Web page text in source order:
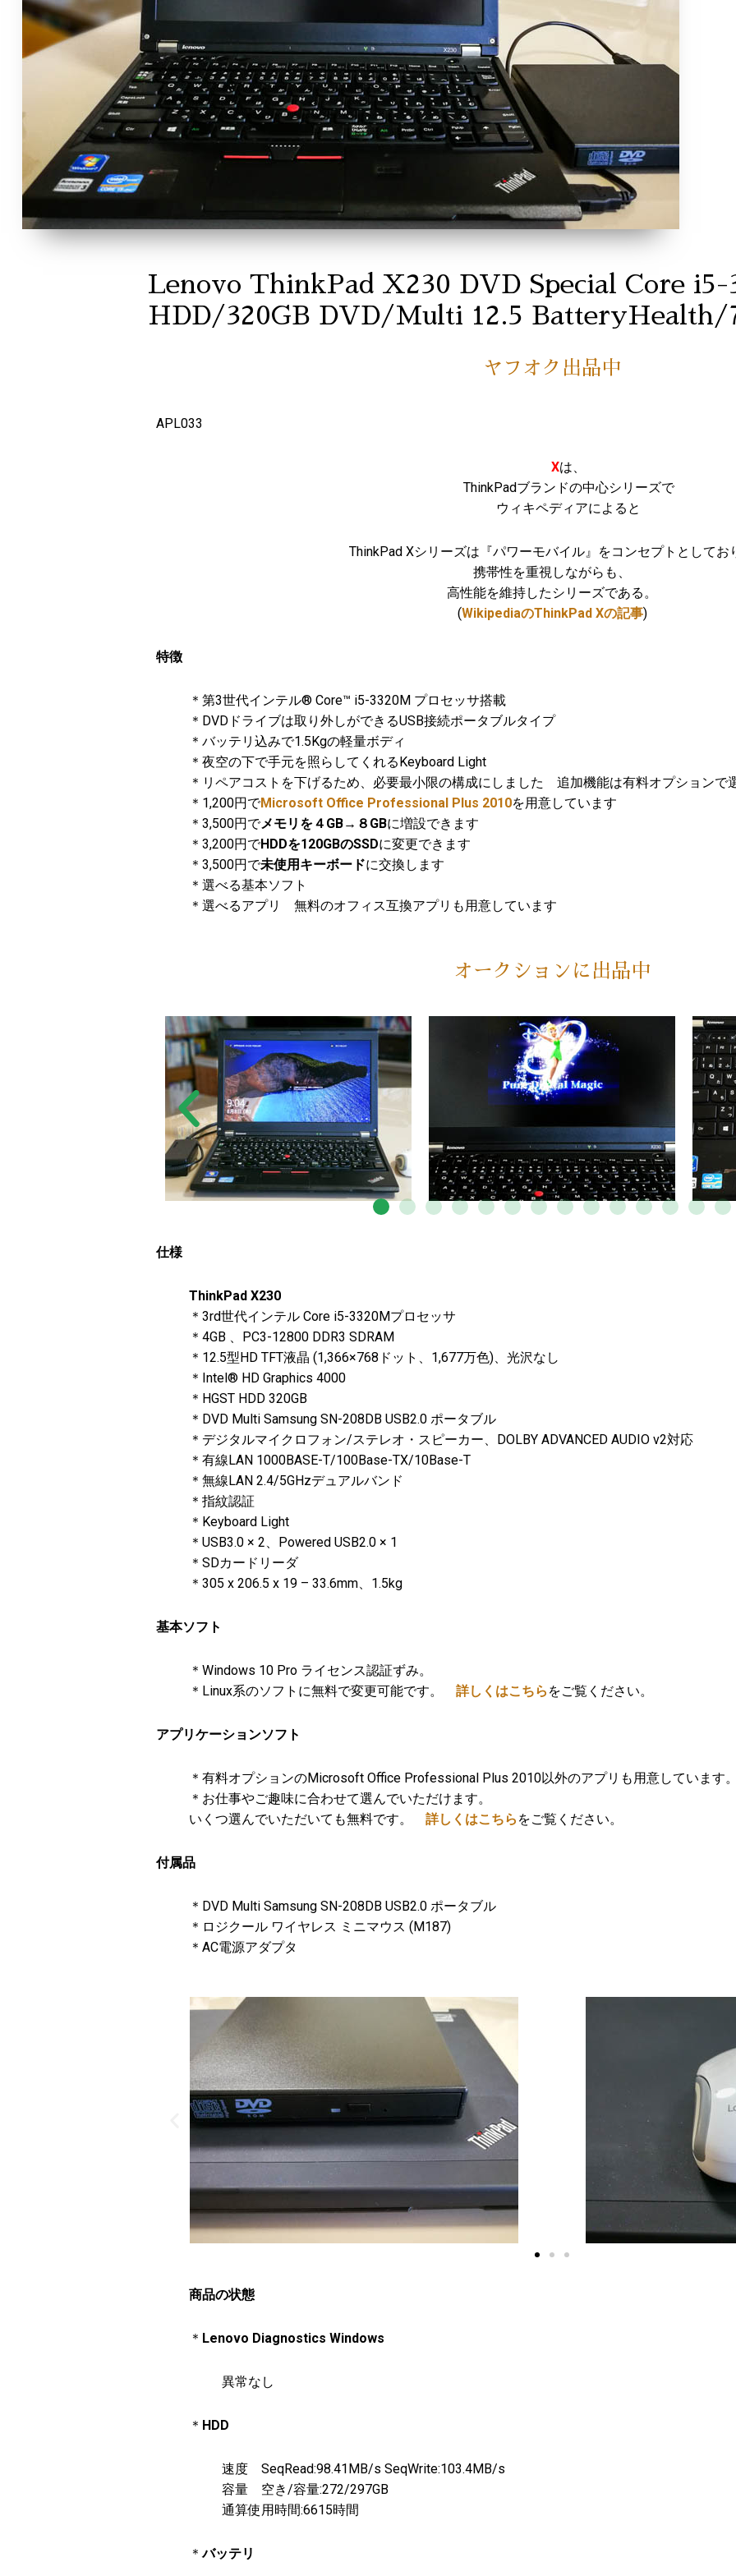
Lenovo ThinkPad X230 DVD Special Core i5-
HDD/320GB DVD/Multi 12.5 BatteryHealth/
ヤフオク出品中
APL033
Xは、
ThinkPadブランドの中心シリーズで
ウィキペディアによると
ThinkPad Xシリーズは『パワーモバイル』をコンセプトとしてお
携帯性を重視しながらも、
高性能を維持したシリーズである。
(WikipediaのThinkPad Xの記事)
特徴
＊第3世代インテル® Core™ i5-3320M プロセッサ搭載
＊DVDドライブは取り外しができるUSB接続ポータブルタイプ
＊バッテリ込みで1.5Kgの軽量ボディ
＊夜空の下で手元を照らしてくれるKeyboard Light
＊リペアコストを下げるため、必要最小限の構成にしました 追加機能は有料オプションで
＊1,200円でMicrosoft Office Professional Plus 2010を用意しています
＊3,500円でメモリを４GB→８GBに増設できます
＊3,200円でHDDを120GBのSSDに変更できます
＊3,500円で未使用キーボードに交換します
＊選べる基本ソフト
＊選べるアプリ 無料のオフィス互換アプリも用意しています
オークションに出品中
仕様
ThinkPad X230
＊3rd世代インテル Core i5-3320Mプロセッサ
＊4GB 、PC3-12800 DDR3 SDRAM
＊12.5型HD TFT液晶 (1,366×768ドット、1,677万色)、光沢なし
＊Intel® HD Graphics 4000
＊HGST HDD 320GB
＊ DVD Multi Samsung SN-208DB USB2.0 ポータブル
＊デジタルマイクロフォン/ステレオ・スピーカー、DOLBY ADVANCED AUDIO v2対応
＊有線LAN 1000BASE-T/100Base-TX/10Base-T
＊無線LAN 2.4/5GHzデュアルバンド
＊指紋認証
＊Keyboard Light
＊USB3.0 × 2、Powered USB2.0 × 1
＊SDカードリーダ
＊305 x 206.5 x 19 – 33.6mm、1.5kg
基本ソフト
＊Windows 10 Pro ライセンス認証ずみ。
＊Linux系のソフトに無料で変更可能です。 詳しくはこちら をご覧ください。
アプリケーションソフト
＊有料オプションのMicrosoft Office Professional Plus 2010以外のアプリも用意しています
＊お仕事やご趣味に合わせて選んでいただけます。
いくつ選んでいただいても無料です。 詳しくはこちら をご覧ください。
付属品
＊ DVD Multi Samsung SN-208DB USB2.0 ポータブル
＊ロジクール ワイヤレス ミニマウス (M187)
＊AC電源アダプタ
商品の状態
＊ Lenovo Diagnostics Windows
異常なし
＊ HDD
速度 SeqRead:98.41MB/s SeqWrite:103.4MB/s
容量 空き/容量:272/297GB
通算使用時間:6615時間
＊バッテリ